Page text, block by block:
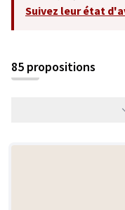
Suivez leur état
85 propositions